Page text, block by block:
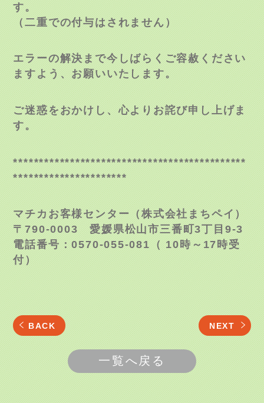
す。
（二重での付与はされません）
エラーの解決まで今しばらくご容赦ください
ますよう、お願いいたします。
ご迷惑をおかけし、心よりお詫び申し上げま
す。
*********************************************
**********************
マチカお客様センター（株式会社まちペイ）
〒790-0003 愛媛県松山市三番町3丁目9-3
電話番号：0570-055-081（ 10時～17時受
付）
BACK NEXT
一覧へ戻る